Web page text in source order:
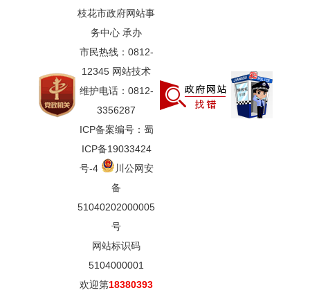
枝花市政府网站事
务中心 承办
市民热线：0812-
12345 网站技术
维护电话：0812-
3356287
ICP备案编号：蜀
ICP备19033424
号-4
川公网安
备
51040202000005
号
网站标识码
5104000001
欢迎第18380393